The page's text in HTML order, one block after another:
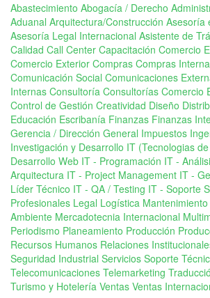
Abastecimiento Abogacía / Derecho
Aduanal Arquitectura/Construcción Asesoría
Asesoría Legal Internacional Asistente de
Calidad Call Center Capacitación Comercio
Comercio Exterior Compras Compras
Comunicación Social Comunicaciones
Internas Consultoría Consultorías Comercio
Control de Gestión Creatividad Diseño
Educación Escribanía Finanzas Finanzas
Gerencia / Dirección General Impuestos
Investigación y Desarrollo IT (Tecnologias
Desarrollo Web IT - Programación IT -
Arquitectura IT - Project Management IT -
Líder Técnico IT - QA / Testing IT - Soporte
Profesionales Legal Logística Mantenimiento
Ambiente Mercadotecnia Internacional
Periodismo Planeamiento Producción
Recursos Humanos Relaciones
Seguridad Industrial Servicios Soporte
Telecomunicaciones Telemarketing
Turismo y Hotelería Ventas Ventas